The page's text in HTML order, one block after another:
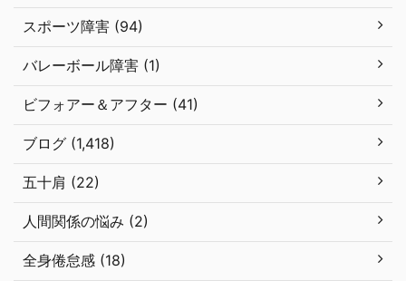
スポーツ障害 (94)
バレーボール障害 (1)
ビフォアー＆アフター (41)
ブログ (1,418)
五十肩 (22)
人間関係の悩み (2)
全身倦怠感 (18)